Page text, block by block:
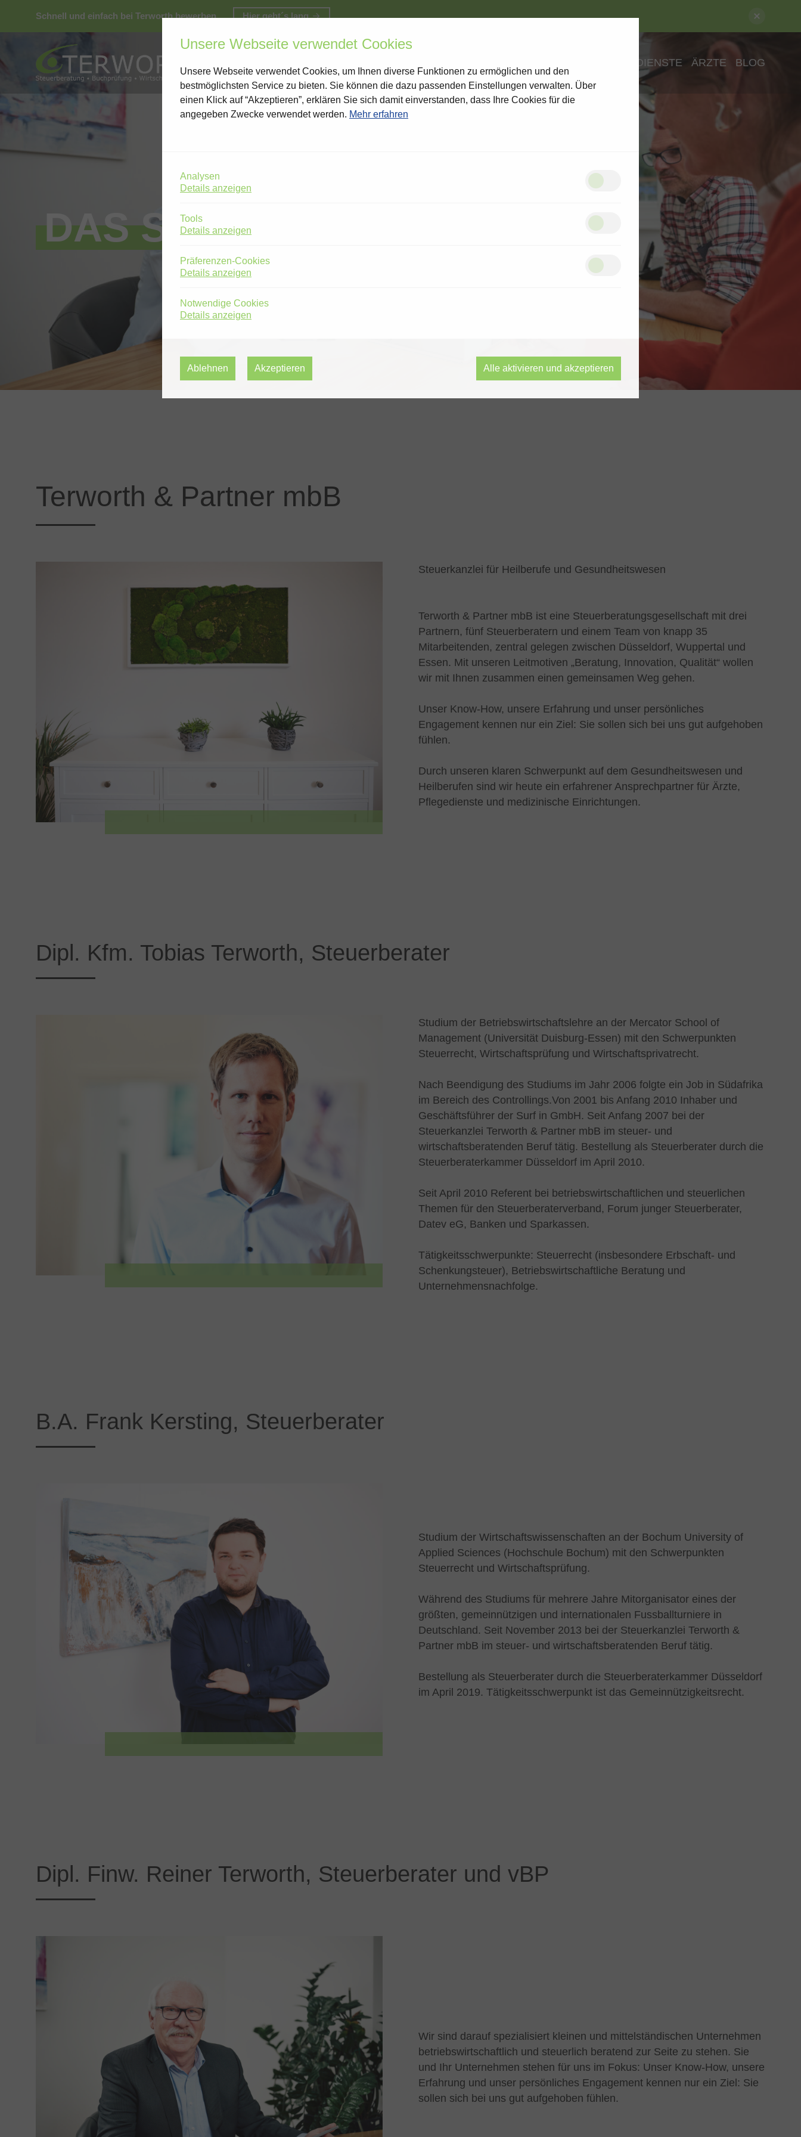
Schnell und einfach bei Terworth bewerben. Hier geht´s lang
PFLEGEDIENSTE ÄRZTE BLOG
DAS SIND WIR
Terworth & Partner mbB
Steuerkanzlei für Heilberufe und Gesundheitswesen
Terworth & Partner mbB ist eine Steuerberatungsgesellschaft mit drei
Partnern, fünf Steuerberatern und einem Team von knapp 35
Mitarbeitenden, zentral gelegen zwischen Düsseldorf, Wuppertal und
Essen. Mit unseren Leitmotiven „Beratung, Innovation, Qualität“ wollen
wir mit Ihnen zusammen einen gemeinsamen Weg gehen.
Unser Know-How, unsere Erfahrung und unser persönliches
Engagement kennen nur ein Ziel: Sie sollen sich bei uns gut aufgehoben
fühlen.
Durch unseren klaren Schwerpunkt auf dem Gesundheitswesen und
Heilberufen sind wir heute ein erfahrener Ansprechpartner für Ärzte,
Pflegedienste und medizinische Einrichtungen.
Dipl. Kfm. Tobias Terworth, Steuerberater
Studium der Betriebswirtschaftslehre an der Mercator School of
Management (Universität Duisburg-Essen) mit den Schwerpunkten
Steuerrecht, Wirtschaftsprüfung und Wirtschaftsprivatrecht.
Nach Beendigung des Studiums im Jahr 2006 folgte ein Job in Südafrika
im Bereich des Controllings.Von 2001 bis Anfang 2010 Inhaber und
Geschäftsführer der Surf in GmbH. Seit Anfang 2007 bei der
Steuerkanzlei Terworth & Partner mbB im steuer- und
wirtschaftsberatenden Beruf tätig. Bestellung als Steuerberater durch die
Steuerberaterkammer Düsseldorf im April 2010.
Seit April 2010 Referent bei betriebswirtschaftlichen und steuerlichen
Themen für den Steuerberaterverband, Forum junger Steuerberater,
Datev eG, Banken und Sparkassen.
Tätigkeitsschwerpunkte: Steuerrecht (insbesondere Erbschaft- und
Schenkungsteuer), Betriebswirtschaftliche Beratung und
Unternehmensnachfolge.
B.A. Frank Kersting, Steuerberater
Studium der Wirtschaftswissenschaften an der Bochum University of
Applied Sciences (Hochschule Bochum) mit den Schwerpunkten
Steuerrecht und Wirtschaftsprüfung.
Während des Studiums für mehrere Jahre Mitorganisator eines der
größten, gemeinnützigen und internationalen Fussballturniere in
Deutschland. Seit November 2013 bei der Steuerkanzlei Terworth &
Partner mbB im steuer- und wirtschaftsberatenden Beruf tätig.
Bestellung als Steuerberater durch die Steuerberaterkammer Düsseldorf
im April 2019. Tätigkeitsschwerpunkt ist das Gemeinnützigkeitsrecht.
Dipl. Finw. Reiner Terworth, Steuerberater und vBP
Wir sind darauf spezialisiert kleinen und mittelständischen Unternehmen
betriebswirtschaftlich und steuerlich beratend zur Seite zu stehen. Sie
und Ihr Unternehmen stehen für uns im Fokus: Unser Know-How, unsere
Erfahrung und unser persönliches Engagement kennen nur ein Ziel: Sie
sollen sich bei uns gut aufgehoben fühlen.
Unsere Webseite verwendet Cookies
Unsere Webseite verwendet Cookies, um Ihnen diverse Funktionen zu ermöglichen und den
bestmöglichsten Service zu bieten. Sie können die dazu passenden Einstellungen verwalten. Über
einen Klick auf “Akzeptieren”, erklären Sie sich damit einverstanden, dass Ihre Cookies für die
angegeben Zwecke verwendet werden. Mehr erfahren
Analysen
Details anzeigen
Tools
Details anzeigen
Präferenzen-Cookies
Details anzeigen
Notwendige Cookies
Details anzeigen
Ablehnen Akzeptieren Alle aktivieren und akzeptieren